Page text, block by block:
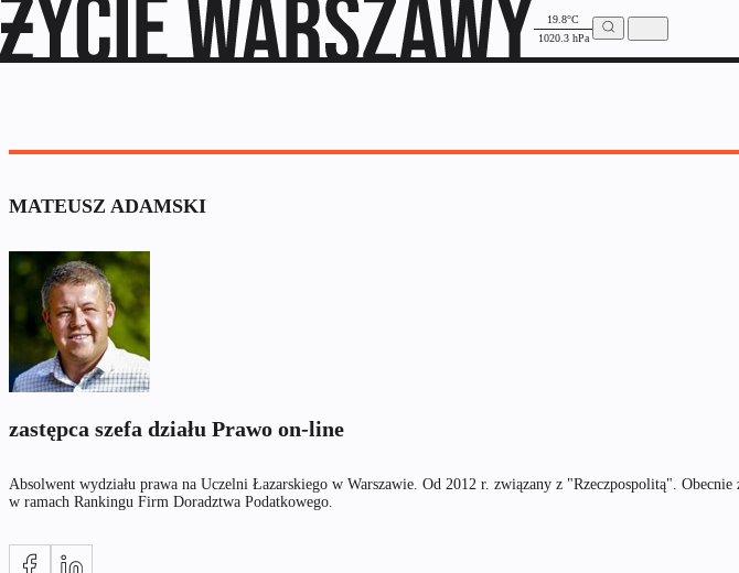
19.8°C
1020.3 hPa
MATEUSZ ADAMSKI
zastępca szefa działu Prawo on-line
Absolwent wydziału prawa na Uczelni Łazarskiego w Warszawie. Od 2012 r. związany z "Rzeczpospolitą".
w ramach Rankingu Firm Doradztwa Podatkowego.